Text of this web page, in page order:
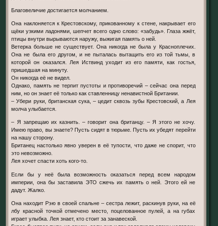
Благовеличие достигается молчанием.
Она наклоняется к Крестовскому, прикованному к стене, накрывает его
щёки узкими ладонями, шепчет всего одно слово: «забудь». Глаза жжёт,
птицы внутри вырываются наружу, выжигая память о ней.
Ветерка больше не существует. Она никогда не была у Красноплечих.
Она не была его другом, и не пыталась вытащить его из той тьмы, в
которой он оказался. Лея Иствинд уходит из его памяти, как гостья,
пришедшая на минуту.
Он никогда её не видел.
Однако, память не терпит пустоты и противоречий – сейчас она перед
ним, но он знает её только как ставленницу ненавистной Британии.
– Убери руки, британская сука, – цедит сквозь зубы Крестовский, а Лея
молча улыбается.
– Я запрещаю их казнить. – говорит она британцу. – Я этого не хочу.
Имею право, вы знаете? Пусть сидят в тюрьме. Пусть их убедят перейти
на нашу сторону.
Британец настолько явно уверен в её тупости, что даже не спорит, что
это невозможно.
Лея хочет спасти хоть кого-то.
Если бы у неё была возможность оказаться перед всем народом
империи, она бы заставила ЭТО сжечь их память о ней. Этого ей не
дадут. Жалко.
Она находит Рэю в своей спальне – сестра лежит, раскинув руки, на её
лбу красной точкой отмечено место, поцелованное пулей, а на губах
играет улыбка. Лея знает, кто стоит за занавеской.